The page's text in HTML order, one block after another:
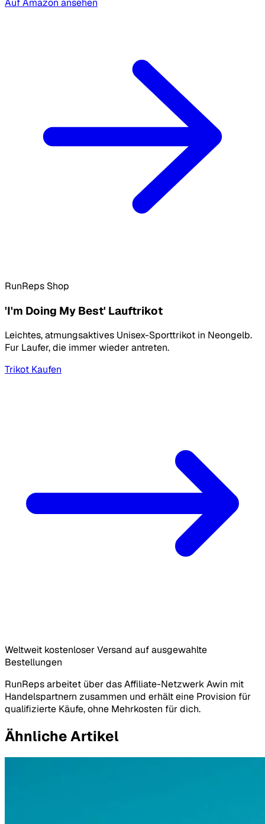
Auf Amazon ansehen
RunReps Shop
'I'm Doing My Best' Lauftrikot
Leichtes, atmungsaktives Unisex-Sporttrikot in Neongelb.
Fur Laufer, die immer wieder antreten.
Trikot Kaufen
Weltweit kostenloser Versand auf ausgewahlte
Bestellungen
RunReps arbeitet über das Affiliate-Netzwerk Awin mit
Handelspartnern zusammen und erhält eine Provision für
qualifizierte Käufe, ohne Mehrkosten für dich.
Ähnliche Artikel